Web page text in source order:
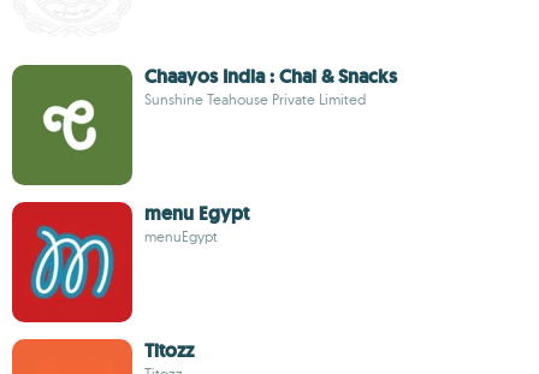
Chaayos India : Chai & Snacks
Sunshine Teahouse Private Limited
menu Egypt
menuEgypt
Titozz